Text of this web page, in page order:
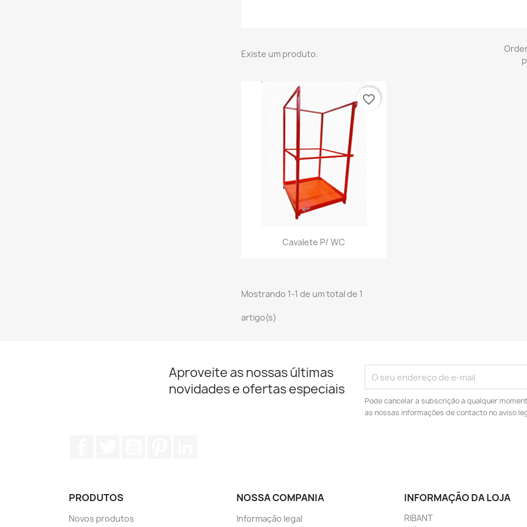
Existe um produto.
Vista rápida
Cavalete P/ WC
favorite_border
Mostrando 1-1 de um total de 1
artigo(s)
Aproveite as nossas últimas
novidades e ofertas especiais
Pode cancelar a subscrição a qualquer
as nossas informações de contacto no aviso
PRODUTOS
Novos produtos
NOSSA COMPANIA
Informação legal
INFORMAÇÃO DA LOJA
RIBANT